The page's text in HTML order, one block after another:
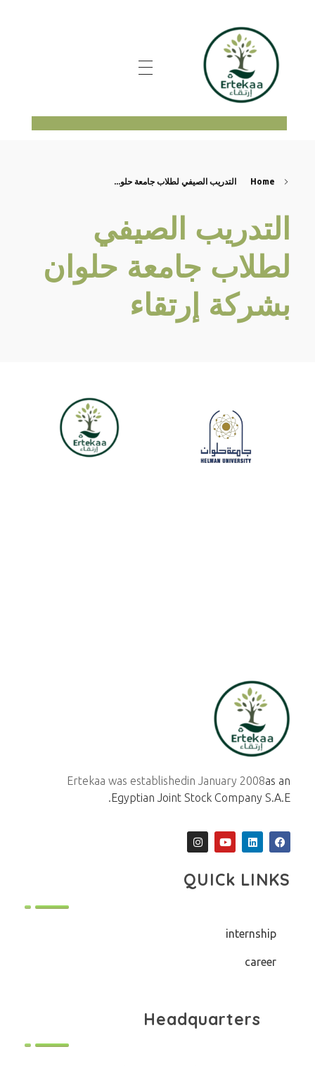
ertekaa
Home التدريب الصيفي لطلاب جامعة حلو...
التدريب الصيفي
لطلاب جامعة حلوان
بشركة إرتقاء
Ertekaa was establishedin January 2008as an
Egyptian Joint Stock Company S.A.E.
QUICk LINKS
internship
career
Headquarters